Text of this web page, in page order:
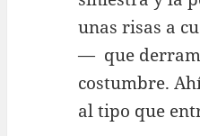
unas risas a
— que
costumbre.
al tipo que